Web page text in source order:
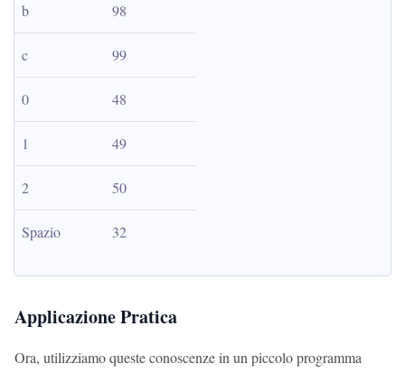
b 98
c 99
0 48
1 49
2 50
Spazio 32
Applicazione Pratica
Ora, utilizziamo queste conoscenze in un piccolo programma